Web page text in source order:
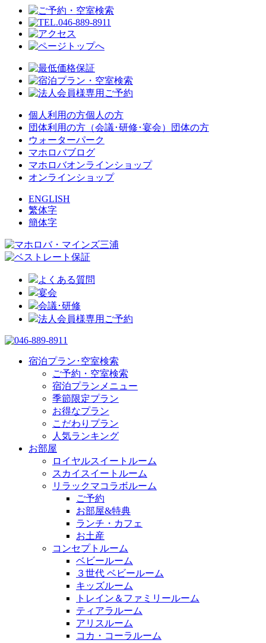
個人利用の方個人の方
団体利用の方（会議･研修･宴会）
団体の方
ウォーターパーク
マホロバブログ
マホロバオンラインショップ
オンラインショップ
ENGLISH
繁体字
簡体字
よくある質問
宴会
会議･研修
法人会員様専用ご予約
宿泊プラン･空室検索
ご予約・空室検索
宿泊プランメニュー
季節限定プラン
お得なプラン
こだわりプラン
人気ランキング
お部屋
ロイヤルスイートルーム
スカイスイートルーム
リラックマコラボルーム
ご予約
お部屋&特典
ランチ・カフェ
お土産
コンセプトルーム
ベビールーム
３世代 ベビールーム
キッズルーム
トレイン＆ファミリールーム
ティアラルーム
アリスルーム
コカ・コーラルーム